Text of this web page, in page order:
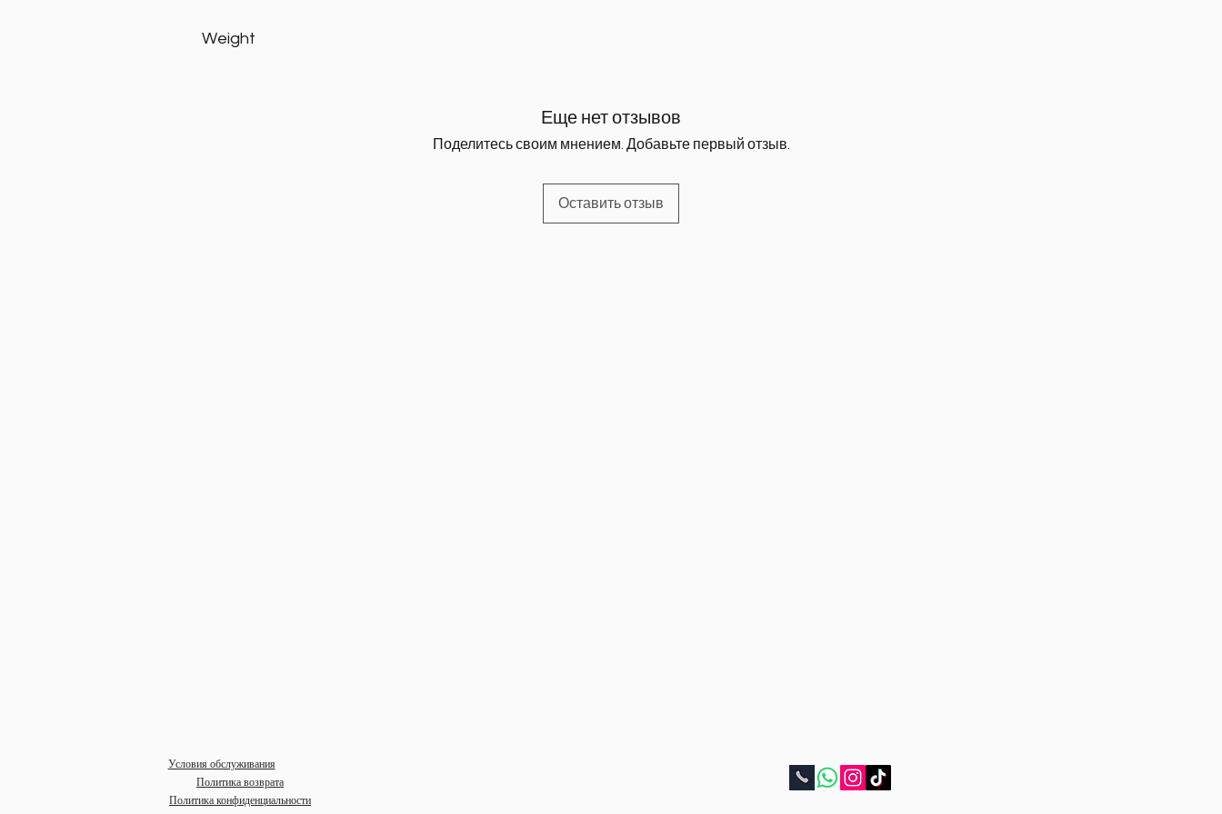
Weight
Еще нет отзывов
Поделитесь своим мнением. Добавьте первый отзыв.
Оставить отзыв
Условия обслуживания
Политика возврата
Политика конфиденциальности